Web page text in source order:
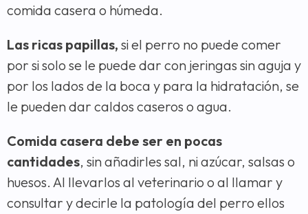
comida casera o húmeda.
Las ricas papillas, si el perro no puede comer
por si solo se le puede dar con jeringas sin aguja y
por los lados de la boca y para la hidratación, se
le pueden dar caldos caseros o agua.
Comida casera debe ser en pocas
cantidades, sin añadirles sal, ni azúcar, salsas o
huesos. Al llevarlos al veterinario o al llamar y
consultar y decirle la patología del perro ellos